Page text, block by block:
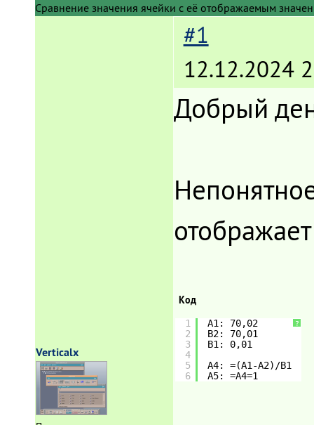
Сравнение значения ячейки с её отображаемым
Verticalx
#1
12.12.2024
Добрый
Код
?
1
2
3
4
5
6
A1: 70,02
B2: 70,01
B1: 0,01
A4: =(A1-A2)/B1
A5: =A4=1